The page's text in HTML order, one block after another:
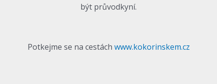
být průvodkyní.
Potkejme se na cestách www.kokorinskem.cz